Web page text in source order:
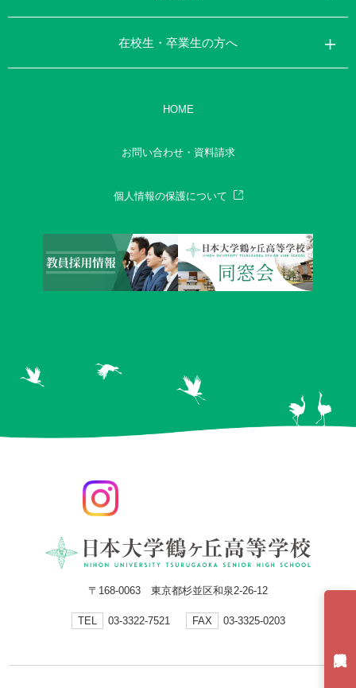
在校生・卒業生の方へ
HOME
お問い合わせ・資料請求
個人情報の保護について
〒168-0063 東京都杉並区和泉2-26-12
TEL 03-3322-7521 FAX 03-3325-0203